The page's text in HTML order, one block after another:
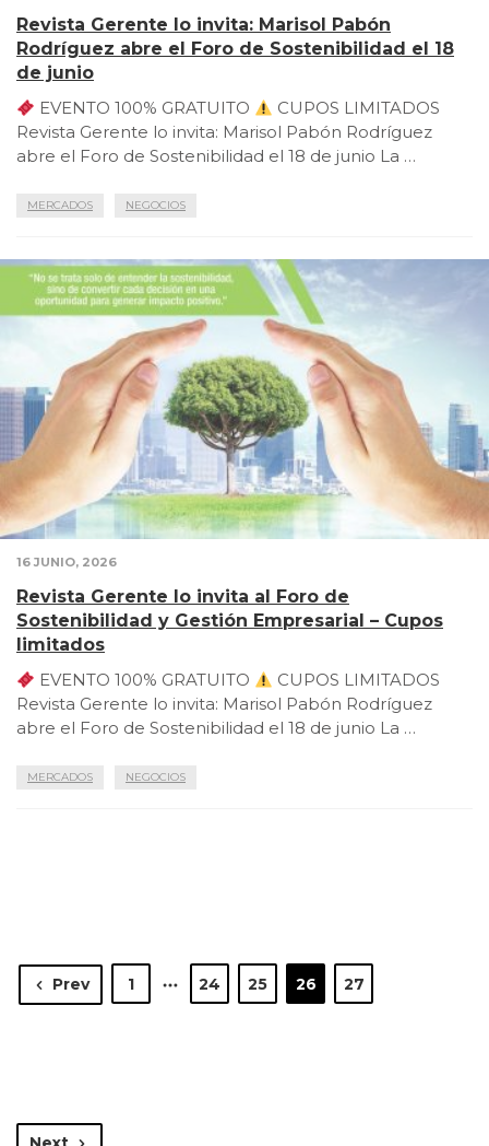
Revista Gerente lo invita: Marisol Pabón
Rodríguez abre el Foro de Sostenibilidad el 18
de junio
EVENTO 100% GRATUITO
CUPOS LIMITADOS
Revista Gerente lo invita: Marisol Pabón Rodríguez
abre el Foro de Sostenibilidad el 18 de junio La …
MERCADOS NEGOCIOS
16 JUNIO, 2026
Revista Gerente lo invita al Foro de
Sostenibilidad y Gestión Empresarial – Cupos
limitados
EVENTO 100% GRATUITO
CUPOS LIMITADOS
Revista Gerente lo invita: Marisol Pabón Rodríguez
abre el Foro de Sostenibilidad el 18 de junio La …
MERCADOS NEGOCIOS
Prev 1 24 25 26 27